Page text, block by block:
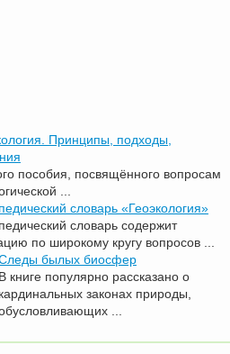
Принципы, подходы,
пособия, посвящённого вопросам
...
словарь «Геоэкология»
словарь содержит
по широкому кругу вопросов ...
былых биосфер
В книге популярно рассказано о
кардинальных законах природы,
...